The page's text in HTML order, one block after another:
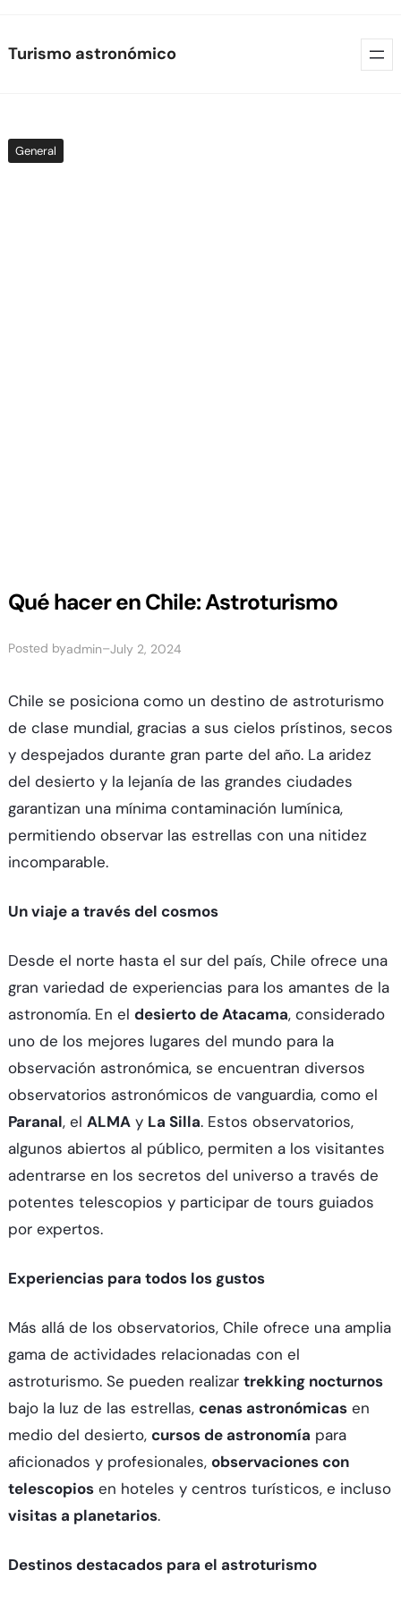
to
Turismo astronómico
General
Qué hacer en Chile: Astroturismo
Posted byadmin–July 2, 2024
Chile se posiciona como un destino de astroturismo
de clase mundial, gracias a sus cielos prístinos, secos
y despejados durante gran parte del año. La aridez
del desierto y la lejanía de las grandes ciudades
garantizan una mínima contaminación lumínica,
permitiendo observar las estrellas con una nitidez
incomparable.
Un viaje a través del cosmos
Desde el norte hasta el sur del país, Chile ofrece una
gran variedad de experiencias para los amantes de la
astronomía. En el desierto de Atacama, considerado
uno de los mejores lugares del mundo para la
observación astronómica, se encuentran diversos
observatorios astronómicos de vanguardia, como el
Paranal, el ALMAy La Silla. Estos observatorios,
algunos abiertos al público, permiten a los visitantes
adentrarse en los secretos del universo a través de
potentes telescopios y participar de tours guiados
por expertos.
Experiencias para todos los gustos
Más allá de los observatorios, Chile ofrece una amplia
gama de actividades relacionadas con el
astroturismo. Se pueden realizar trekking nocturnos
bajo la luz de las estrellas, cenas astronómicasen
medio del desierto, cursos de astronomía para
aficionados y profesionales, observaciones con
telescopiosen hoteles y centros turísticos, e incluso
visitas a planetarios.
Destinos destacados para el astroturismo